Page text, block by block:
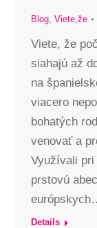
Blog, Viete,že
Viete, že
siahajú až
na
viacero
bohatých
venovať a
Využívali pri
prstovú
Details